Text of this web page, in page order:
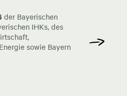
der Bayerischen
IHKs, des
sowie Bayern